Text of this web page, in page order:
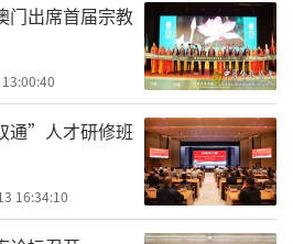
门出席首届宗教
通”人才研修班
16:34:10